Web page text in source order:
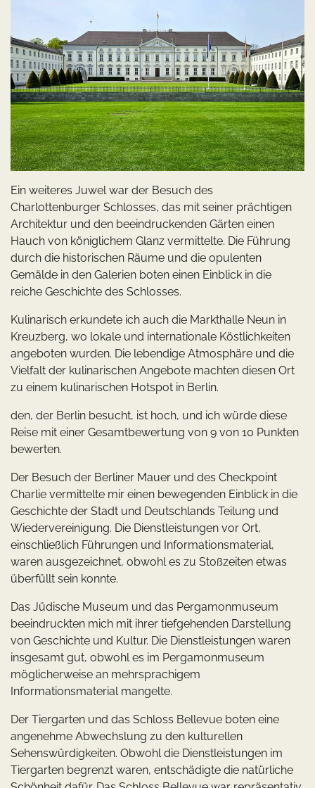
Ein weiteres Juwel war der Besuch des
Charlottenburger Schlosses, das mit seiner prächtigen
Architektur und den beeindruckenden Gärten einen
Hauch von königlichem Glanz vermittelte. Die Führung
durch die historischen Räume und die opulenten
Gemälde in den Galerien boten einen Einblick in die
reiche Geschichte des Schlosses.
Kulinarisch erkundete ich auch die Markthalle Neun in
Kreuzberg, wo lokale und internationale Köstlichkeiten
angeboten wurden. Die lebendige Atmosphäre und die
Vielfalt der kulinarischen Angebote machten diesen Ort
zu einem kulinarischen Hotspot in Berlin.
den, der Berlin besucht, ist hoch, und ich würde diese
Reise mit einer Gesamtbewertung von 9 von 10 Punkten
bewerten.
Der Besuch der Berliner Mauer und des Checkpoint
Charlie vermittelte mir einen bewegenden Einblick in die
Geschichte der Stadt und Deutschlands Teilung und
Wiedervereinigung. Die Dienstleistungen vor Ort,
einschließlich Führungen und Informationsmaterial,
waren ausgezeichnet, obwohl es zu Stoßzeiten etwas
überfüllt sein konnte.
Das Jüdische Museum und das Pergamonmuseum
beeindruckten mich mit ihrer tiefgehenden Darstellung
von Geschichte und Kultur. Die Dienstleistungen waren
insgesamt gut, obwohl es im Pergamonmuseum
möglicherweise an mehrsprachigem
Informationsmaterial mangelte.
Der Tiergarten und das Schloss Bellevue boten eine
angenehme Abwechslung zu den kulturellen
Sehenswürdigkeiten. Obwohl die Dienstleistungen im
Tiergarten begrenzt waren, entschädigte die natürliche